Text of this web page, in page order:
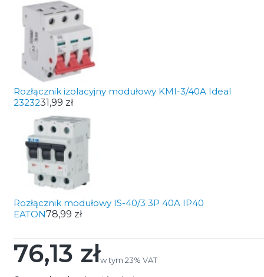
Rozłącznik izolacyjny modułowy KMI-3/40A Ideal
2323231,99 zł
Rozłącznik modułowy IS-40/3 3P 40A IP40
EATON78,99 zł
Cena
76,13 złw tym 23% VAT
w tym 23% VAT